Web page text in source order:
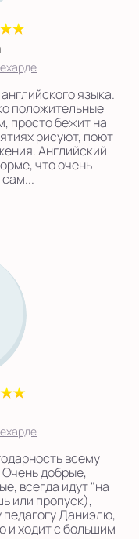
языка.
положительные
просто бежит на
рисуют, поют
Английский
что очень
всему
добрые,
всегда идут "на
или пропуск),
Даниэлю,
и ходит с большим